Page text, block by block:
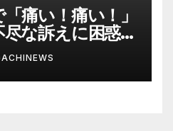
痛い！痛い！」
尽な訴えに困惑
待つしかなか
ース)